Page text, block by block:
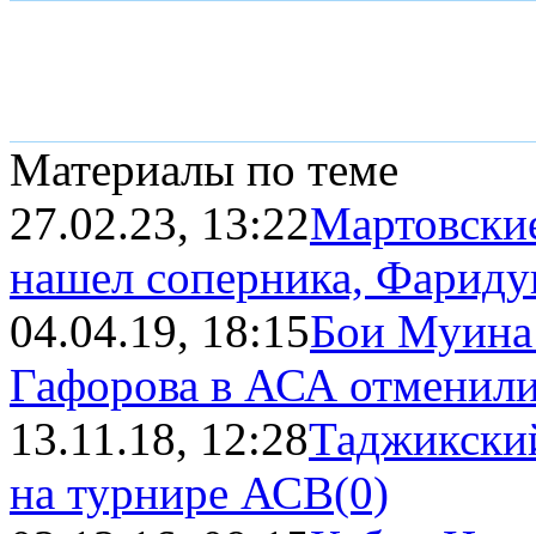
Материалы по теме
27.02.23, 13:22
нашел соперника,
04.04.19, 18:15Бои Муина
Гафорова в АСА
13.11.18, 12:28
на турнире АСВ(0)